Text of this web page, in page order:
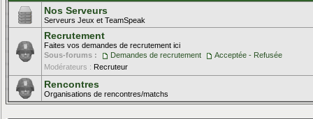
Nos Serveurs
Serveurs Jeux et TeamSpeak
Recrutement
Faites vos demandes de recrutement ici
Sous-forums :
Demandes de recrutement
Acceptée - Refusée
Modérateurs : Recruteur
Rencontres
Organisations de rencontres/matchs